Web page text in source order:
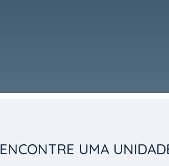
ENCONTRE UMA